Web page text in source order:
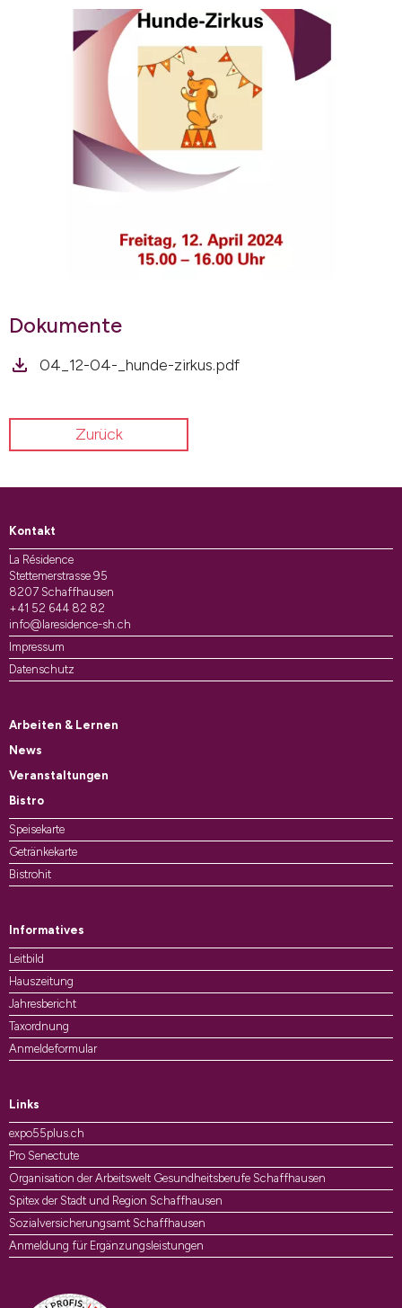
Dokumente
04_12-04-_hunde-zirkus.pdf
Zurück
Kontakt
La Résidence
Stettemerstrasse 95
8207 Schaffhausen
+41 52 644 82 82
info@laresidence-sh.ch
Impressum
Datenschutz
Arbeiten & Lernen
News
Veranstaltungen
Bistro
Speisekarte
Getränkekarte
Bistrohit
Informatives
Leitbild
Hauszeitung
Jahresbericht
Taxordnung
Anmeldeformular
Links
expo55plus.ch
Pro Senectute
Organisation der Arbeitswelt Gesundheitsberufe Schaffhausen
Spitex der Stadt und Region Schaffhausen
Sozialversicherungsamt Schaffhausen
Anmeldung für Ergänzungsleistungen
Auszeichnungen